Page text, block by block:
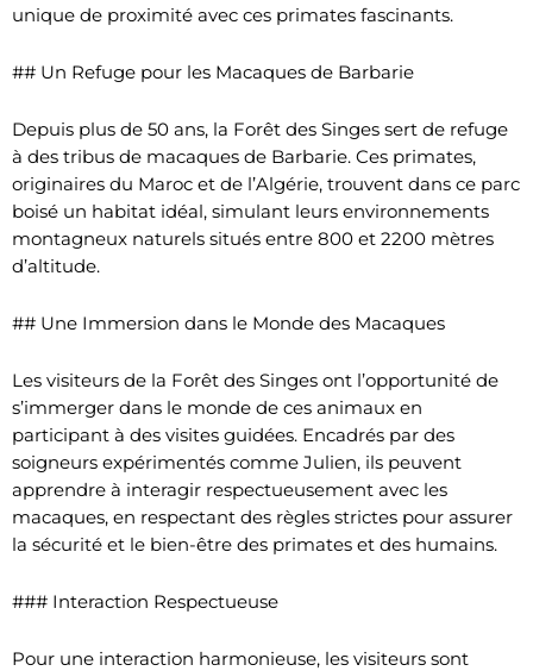
unique de proximité avec ces primates fascinants.
## Un Refuge pour les Macaques de Barbarie
Depuis plus de 50 ans, la Forêt des Singes sert de refuge
à des tribus de macaques de Barbarie. Ces primates,
originaires du Maroc et de l’Algérie, trouvent dans ce parc
boisé un habitat idéal, simulant leurs environnements
montagneux naturels situés entre 800 et 2200 mètres
d’altitude.
## Une Immersion dans le Monde des Macaques
Les visiteurs de la Forêt des Singes ont l’opportunité de
s’immerger dans le monde de ces animaux en
participant à des visites guidées. Encadrés par des
soigneurs expérimentés comme Julien, ils peuvent
apprendre à interagir respectueusement avec les
macaques, en respectant des règles strictes pour assurer
la sécurité et le bien-être des primates et des humains.
### Interaction Respectueuse
Pour une interaction harmonieuse, les visiteurs sont